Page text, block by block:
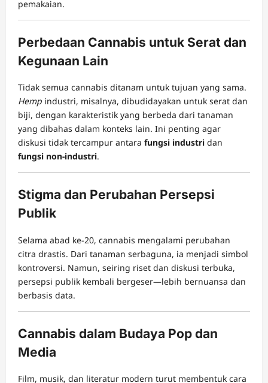
pemakaian.
Perbedaan Cannabis untuk Serat dan
Kegunaan Lain
Tidak semua cannabis ditanam untuk tujuan yang sama.
Hemp industri, misalnya, dibudidayakan untuk serat dan
biji, dengan karakteristik yang berbeda dari tanaman
yang dibahas dalam konteks lain. Ini penting agar
diskusi tidak tercampur antara fungsi industri dan
fungsi non-industri.
Stigma dan Perubahan Persepsi
Publik
Selama abad ke-20, cannabis mengalami perubahan
citra drastis. Dari tanaman serbaguna, ia menjadi simbol
kontroversi. Namun, seiring riset dan diskusi terbuka,
persepsi publik kembali bergeser—lebih bernuansa dan
berbasis data.
Cannabis dalam Budaya Pop dan
Media
Film, musik, dan literatur modern turut membentuk cara